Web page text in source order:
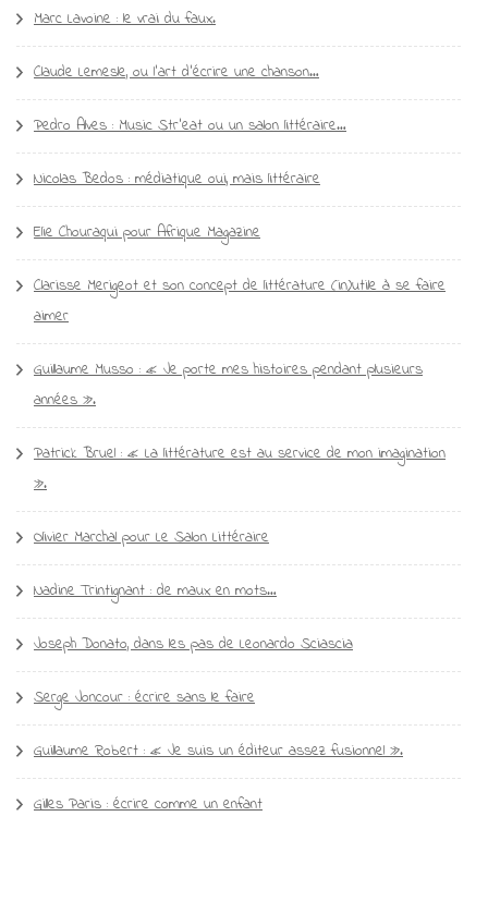
Marc Lavoine : le vrai du faux.
Claude Lemesle, ou l’art d’écrire une chanson…
Pedro Alves : Music Str’eat ou un salon littéraire…
Nicolas Bedos : médiatique oui, mais littéraire
Elie Chouraqui pour Afrique Magazine
Clarisse Merigeot et son concept de littérature (in)utile à se faire
aimer
Guillaume Musso : « Je porte mes histoires pendant plusieurs
années ».
Patrick Bruel : « La littérature est au service de mon imagination
».
Olivier Marchal pour Le Salon Littéraire
Nadine Trintignant : de maux en mots…
Joseph Donato, dans les pas de Leonardo Sciascia
Serge Joncour : écrire sans le faire
Guillaume Robert : « Je suis un éditeur assez fusionnel ».
Gilles Paris : écrire comme un enfant